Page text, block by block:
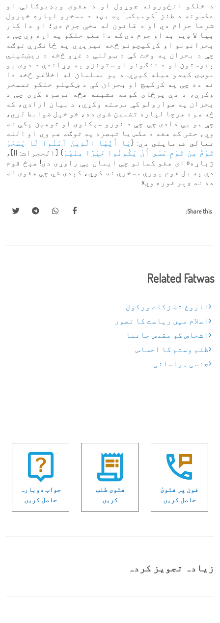
د خلکو انځورونه جوړول او د هغوی ویډیوګانې او
عکسونه د طنز "کومیکس" په بڼه د مسخرو لپاره خپرول
شرعا حرام دي او د قانون له مخې جرم دی؛ او دا کار
بیا لا ډیر بد او جرم دي که دا هغو خلکو په اړه وي چې د
بحرانونو او کړکیچونو څخه تیریږي. په ځانګړې توګه
چې د بحران په وخت کې د ټولنې د غړو څخه د ریښتیني
پیوستون او د ننګونو او ستونزو په وړاندې د دوی یو
موټۍ کیدو هیله کیږي. د یو مسلمان له اخلاقو څخه دا
نه ده چې په کړکیچ او بحران کې د ښکیلو خلکو تمسخر
وکړي، د دې پرځای کومه مثبته هڅه ترسره کړی چې د
بحران په هوارولو کې مرسته وکړي، د بیان ازادي، که
څه هم د هرچا لپاره تضمین شوی ده، خو خپل ضوابط لري،
چې یو یې دادی چې: چې د نورو سپکاوی او توهین پکې نه
وي، حتی که هغه د عکس یا تبصره په توګه هم وي. او الله
تعالى فرمايلي دي: {يَا أَيُّهَا الَّذِينَ آمَنُوا لَا يَسْخَرْ
قَوْمٌ مِنْ قَوْمٍ عَسَى أَنْ يَكُونُوا خَيْرًا مِنْهُمْ
} [الحجرات: 11]،
ژباړه« اى هغو كسانو چې ایمان يې راوړى دى! هېڅ قوم
دې په بل قوم پورې مسخرې نه كوي، كېدى شي چې هغوى له
ده نه ډېر غوره وي»
Share this:
Related Fatwas
ناروغ ته زکات ورکول
اسلام میں ریاست کا تصور
اشخاص کو مقدس جاننا
ظلم وستم کا احساس
جنسی ہراسانی
فون پر فتویٰ
حاصل کریں
فتوی طلب
کریں
جواب دوبارہ
حاصل کریں
زیادہ تجویز کردہ